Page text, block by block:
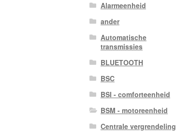
Alarmeenheid
ander
Automatische
transmissies
BLUETOOTH
BSC
BSI - comforteenheid
BSM - motoreenheid
Centrale vergrendeling